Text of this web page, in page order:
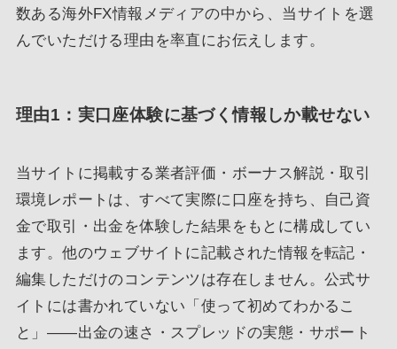
数ある海外FX情報メディアの中から、当サイトを選
んでいただける理由を率直にお伝えします。
理由1：実口座体験に基づく情報しか載せない
当サイトに掲載する業者評価・ボーナス解説・取引
環境レポートは、すべて実際に口座を持ち、自己資
金で取引・出金を体験した結果をもとに構成してい
ます。他のウェブサイトに記載された情報を転記・
編集しただけのコンテンツは存在しません。公式サ
イトには書かれていない「使って初めてわかるこ
と」――出金の速さ・スプレッドの実態・サポート